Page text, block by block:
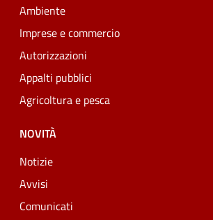
Ambiente
Imprese e commercio
Autorizzazioni
Appalti pubblici
Agricoltura e pesca
NOVITÀ
Notizie
Avvisi
Comunicati